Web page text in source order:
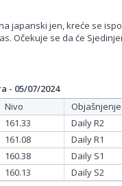
japanski jen, kreće se
Očekuje se da će
- 05/07/2024
Nivo
Objašnjenje
161.33
Daily R2
161.08
Daily R1
160.38
Daily S1
160.13 Daily S2